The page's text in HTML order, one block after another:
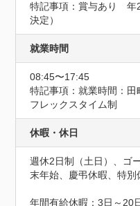
特記事項：賞与あり　
決定）
就業時間
08:45〜17:45
特記事項：就業時間：
フレックスタイム制
休暇・休日
週休2日制（土日）、ゴ
末年始、慶弔休暇、特別
年間有給休暇：3日～20